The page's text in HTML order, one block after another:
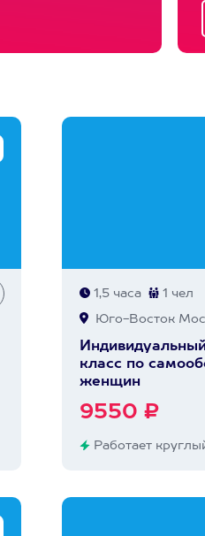
1,5 часа 1 чел
Юго-Восток
класс по
женщин
9550 ₽
Работает